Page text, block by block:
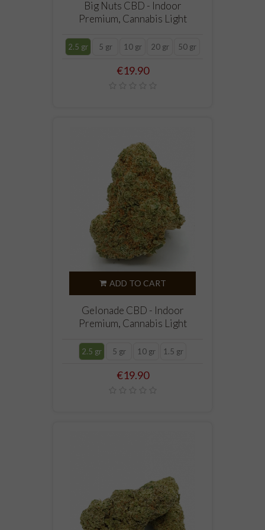
Big Nuts CBD - Indoor
Premium, Cannabis Light
2.5 gr 5 gr 10 gr 20 gr 50 gr
Price
€19.90
ADD TO CART
Gelonade CBD - Indoor
Premium, Cannabis Light
2.5 gr 5 gr 10 gr 1.5 gr
Price
€19.90